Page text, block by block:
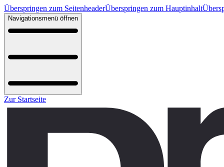
Überspringen zum SeitenheaderÜberspringen zum Hauptinhalt
Navigationsmenü öffnen
Zur Startseite